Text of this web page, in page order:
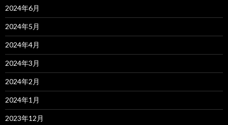
2024年6月
2024年5月
2024年4月
2024年3月
2024年2月
2024年1月
2023年12月